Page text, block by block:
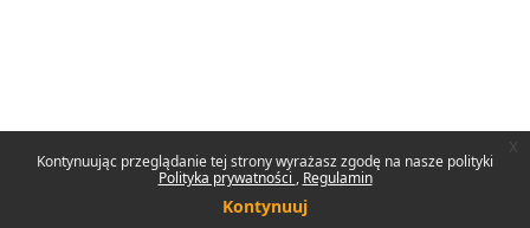
Kontynuując przeglądanie tej strony wyrażasz zgodę na nasze polityki
Polityka prywatności
Regulamin
Kontynuuj